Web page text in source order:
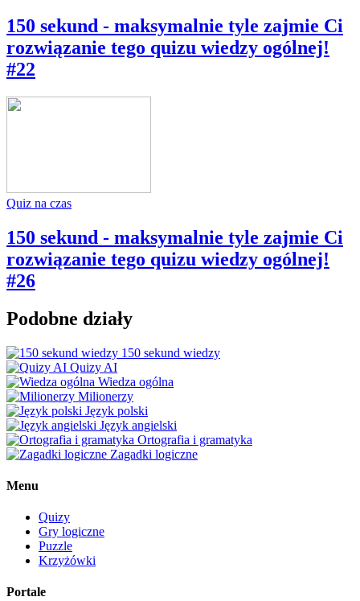
150 sekund - maksymalnie tyle zajmie Ci
rozwiązanie tego quizu wiedzy ogólnej!
#22
Quiz na czas
150 sekund - maksymalnie tyle zajmie Ci
rozwiązanie tego quizu wiedzy ogólnej!
#26
Podobne działy
150 sekund wiedzy
Quizy AI
Wiedza ogólna
Milionerzy
Język polski
Język angielski
Ortografia i gramatyka
Zagadki logiczne
Menu
Quizy
Gry logiczne
Puzzle
Krzyżówki
Portale